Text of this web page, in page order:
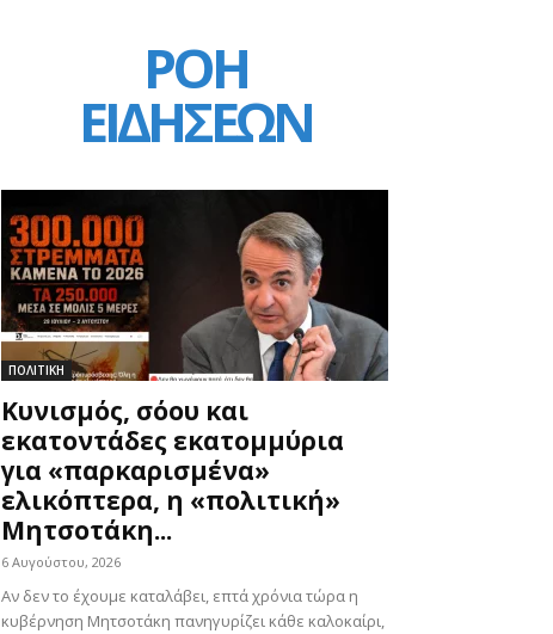
ΡΟΗ
ΕΙΔΗΣΕΩΝ
ΠΟΛΙΤΙΚΗ
Κυνισμός, σόου και
εκατοντάδες εκατομμύρια
για «παρκαρισμένα»
ελικόπτερα, η «πολιτική»
Μητσοτάκη...
6 Αυγούστου, 2026
Αν δεν το έχουμε καταλάβει, επτά χρόνια τώρα η
κυβέρνηση Μητσοτάκη πανηγυρίζει κάθε καλοκαίρι,